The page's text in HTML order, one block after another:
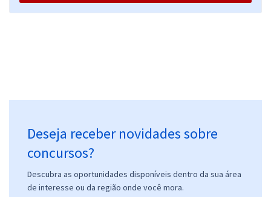
Deseja receber novidades sobre
concursos?
Descubra as oportunidades disponíveis dentro da sua área
de interesse ou da região onde você mora.